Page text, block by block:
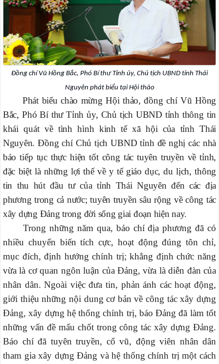
Đồng chí Vũ Hồng Bắc, Phó Bí thư Tỉnh ủy, Chủ tịch UBND tỉnh Thái
Nguyên phát biểu tại Hội thảo
Phát biểu chào mừng Hội thảo, đồng chí Vũ Hồng
Bắc, Phó Bí thư Tỉnh ủy, Chủ tịch UBND tỉnh thông tin
khái quát về tình hình kinh tế xã hội của tỉnh Thái
Nguyên. Đồng chí Chủ tịch UBND tỉnh đề nghị các nhà
báo tiếp tục thực hiện tốt công tác tuyên truyền về tỉnh,
đặc biệt là những lợi thế về y tế giáo dục, du lịch, thông
tin thu hút đầu tư của tỉnh Thái Nguyên đến các địa
phương trong cả nước; tuyên truyền sâu rộng về công tác
xây dựng Đảng trong đời sống giai đoạn hiện nay.
Trong những năm qua, báo chí địa phương đã có
nhiều chuyển biến tích cực, hoạt động đúng tôn chỉ,
mục đích, định hướng chính trị; khẳng định chức năng
vừa là cơ quan ngôn luận của Đảng, vừa là diễn đàn của
nhân dân. Ngoài việc đưa tin, phản ánh các hoạt động,
giới thiệu những nội dung cơ bản về công tác xây dựng
Đảng, xây dựng hệ thống chính trị, báo Đảng đã làm tốt
những vấn đề mấu chốt trong công tác xây dựng Đảng.
Báo chí đã tuyên truyền, cổ vũ, động viên nhân dân
tham gia xây dựng Đảng và hệ thống chính trị một cách